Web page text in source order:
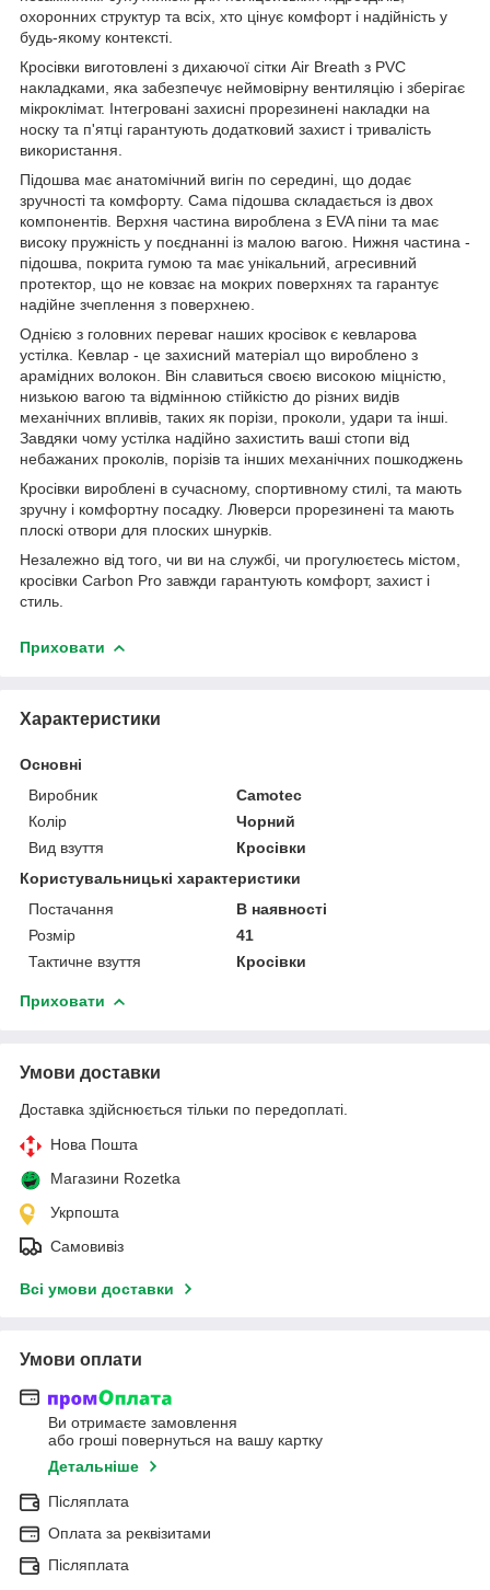
охоронних структур та всіх, хто цінує комфорт і надійність у
будь-якому контексті.
Кросівки виготовлені з дихаючої сітки Air Breath з PVC
накладками, яка забезпечує неймовірну вентиляцію і зберігає
мікроклімат. Інтегровані захисні прорезинені накладки на
носку та п'ятці гарантують додатковий захист і тривалість
використання.
Підошва має анатомічний вигін по середині, що додає
зручності та комфорту. Сама підошва складається із двох
компонентів. Верхня частина вироблена з EVA піни та має
високу пружність у поєднанні із малою вагою. Нижня частина -
підошва, покрита гумою та має унікальний, агресивний
протектор, що не ковзає на мокрих поверхнях та гарантує
надійне зчеплення з поверхнею.
Однією з головних переваг наших кросівок є кевларова
устілка. Кевлар - це захисний матеріал що вироблено з
арамідних волокон. Він славиться своєю високою міцністю,
низькою вагою та відмінною стійкістю до різних видів
механічних впливів, таких як порізи, проколи, удари та інші.
Завдяки чому устілка надійно захистить ваші стопи від
небажаних проколів, порізів та інших механічних пошкоджень
Кросівки вироблені в сучасному, спортивному стилі, та мають
зручну і комфортну посадку. Люверси прорезинені та мають
плоскі отвори для плоских шнурків.
Незалежно від того, чи ви на службі, чи прогулюєтесь містом,
кросівки Carbon Pro завжди гарантують комфорт, захист і
стиль.
Приховати
Характеристики
Основні
Виробник
Camotec
Колір
Чорний
Вид взуття
Кросівки
Користувальницькі характеристики
Постачання
В наявності
Розмір
41
Тактичне взуття
Кросівки
Приховати
Умови доставки
Доставка здійснюється тільки по передоплаті.
Нова Пошта
Магазини Rozetka
Укрпошта
Самовивіз
Всі умови доставки
Умови оплати
Ви отримаєте замовлення
або гроші повернуться на вашу картку
Детальніше
Післяплата
Оплата за реквізитами
Післяплата